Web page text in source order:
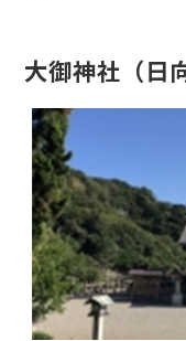
大御神社 （日